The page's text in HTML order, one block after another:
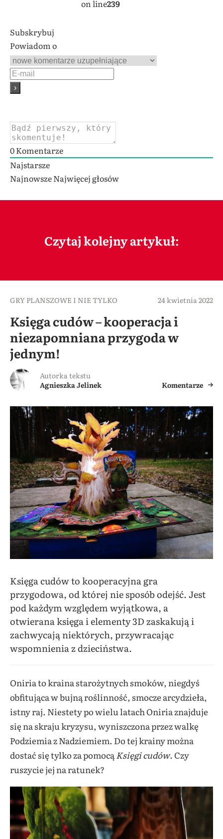
on line239
Subskrybuj
Powiadom o
0Komentarze
Najstarsze
NajnowszeNajwięcej głosów
Czytaj kolejny artykuł:
GRY PLANSZOWE I NIE TYLKO 24 kwietnia 2022
Księga cudów – kooperacja i
niezapomniana przygoda w
jednym!
Autorka tekstu
Agnieszka Jelinek
Komentarze
Księga cudów to kooperacyjna gra
przygodowa, od której nie sposób odejść. Jest
pod każdym względem wyjątkowa, a
otwierana księga i elementy 3D zaskakują i
zachwycają niektórych, przywracając
wspomnienia z dzieciństwa.
Oniria to kraina starożytnych smoków, niegdyś
obfitująca w bujną roślinność, smocze arcydzieła,
istny raj. Niestety po wielu latach Oniria znajduje
się na skraju kryzysu, wyniszczona przez walkę
Podziemia z Nadziemiem. Do tej krainy można
dostać się tylko za pomocąKsięgi cudów. Czy
ruszycie jej na ratunek?